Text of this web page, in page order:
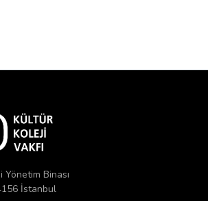
Binası
İstanbul